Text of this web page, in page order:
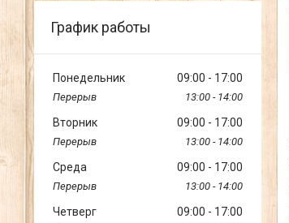
График работы
Понедельник 09:00 17:00
13:00 14:00
Вторник 09:00 17:00
13:00 14:00
Среда 09:00 17:00
13:00 14:00
Четверг 09:00 17:00